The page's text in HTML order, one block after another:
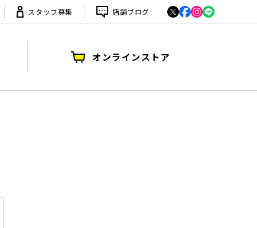
スタッフ募集 店舗ブログ
オンラインストア